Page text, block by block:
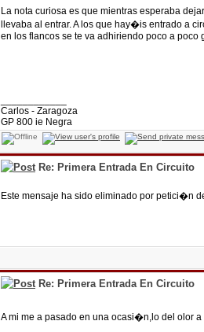
La nota curiosa es que mientras esperaba
llevaba al entrar. A los que hay�is entrado a
en los flancos se te va adhiriendo poco a
Carlos - Zaragoza
GP 800 ie Negra
Re: Primera Entrada En Circuito
Este mensaje ha sido eliminado por petici�n
Re: Primera Entrada En Circuito
A mi me a pasado en una ocasi�n,lo del olor